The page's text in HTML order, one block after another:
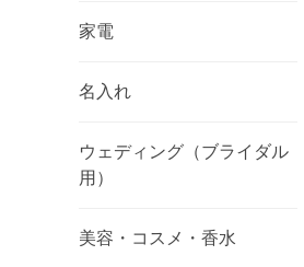
家電
名入れ
ウェディング（ブライダル
用）
美容・コスメ・香水